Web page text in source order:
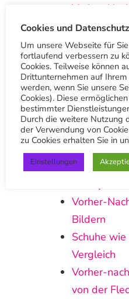
Vorher-
Vorher-
Die Jacke
Nachher
Die Jacke
Vorher-
Vergleich!
Vorher und
Vorher-
Bildern
Schuhe
Vergleich
Vorher-
von der
Cookies und Datenschutz
Um unsere Webseite für
fortlaufend verbessern zu
Cookies. Teilweise können
Drittunternehmen auf
werden, wenn Sie unsere
Cookies). Diese
bestimmter
Durch die weitere Nutzung
der Verwendung von
zu Cookies erhalten Sie in
Einstellungen